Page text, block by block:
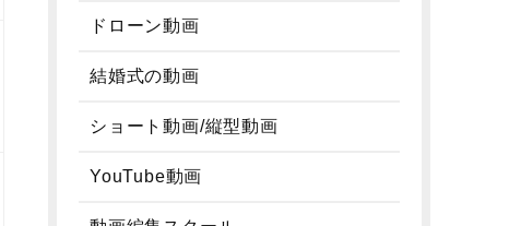
ドローン動画
結婚式の動画
ショート動画/縦型動画
YouTube動画